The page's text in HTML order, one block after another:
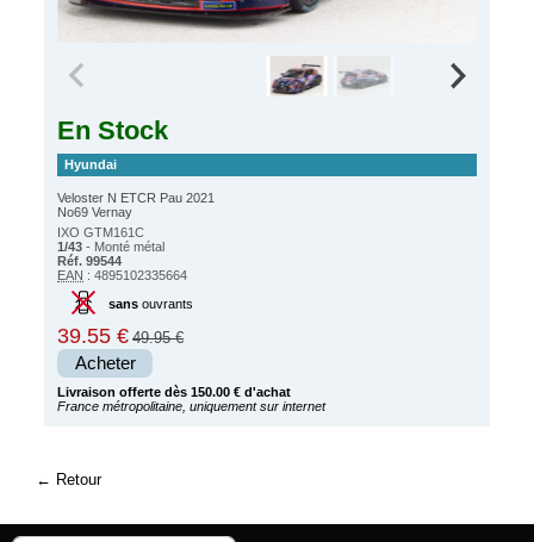
En Stock
Hyundai
Veloster N ETCR Pau 2021
No69 Vernay
IXO GTM161C
1/43 - Monté métal
Réf. 99544
EAN : 4895102335664
sansouvrants
39.55 € 49.95 €
Acheter
Livraison offerte dès 150.00 € d'achat
France métropolitaine, uniquement sur internet
Retour